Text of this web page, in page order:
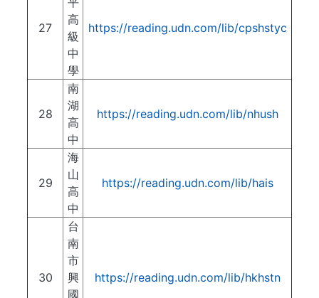
27
高
級
中
學
https://reading.udn.com/lib/cpshstyc
28
南
湖
高
中
https://reading.udn.com/lib/nhush
29
海
山
高
中
https://reading.udn.com/lib/hais
30
台
南
市
興
國
https://reading.udn.com/lib/hkhstn